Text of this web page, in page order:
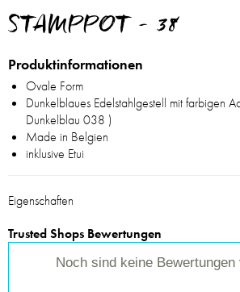
STAMPPOT - 38
Produktinformationen
Ovale Form
Dunkelblaues Edelstahlgestell mit farbigen
Dunkelblau 038 )
Made in Belgien
inklusive Etui
Eigenschaften
Trusted Shops Bewertungen
Noch sind keine Bewertungen